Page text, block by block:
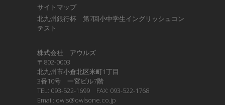
サイトマップ
北九州銀行杯 第7回小中学生イングリッシュコン
テスト
株式会社 アウルズ
〒802-0003
北九州市小倉北区米町1丁目
3番10号 一宮ビル7階
TEL: 093-522-1699 FAX: 093-522-1768
Email: owls@owlsone.co.jp